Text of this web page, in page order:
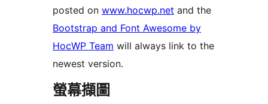
posted on www.hocwp.net and the
Bootstrap and Font Awesome by
HocWP Team will always link to the
newest version.
螢幕擷圖